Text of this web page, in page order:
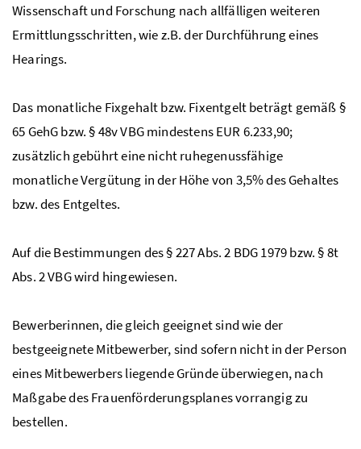
Wissenschaft und Forschung nach allfälligen weiteren
Ermittlungsschritten, wiez.B.der Durchführung eines
Hearings.
Das monatliche Fixgehaltbzw. Fixentgelt beträgt gemäß§
65 GehGbzw.§48vVBGmindestensEUR 6.233,90;
zusätzlich gebührt eine nicht ruhegenussfähige
monatliche Vergütung in der Höhe von 3,5%des Gehaltes
bzw. des Entgeltes.
Auf die Bestimmungen des§227Abs. 2 BDG1979bzw.§8t
Abs. 2VBGwird hingewiesen.
Bewerberinnen, die gleich geeignet sind wie der
bestgeeignete Mitbewerber, sind sofern nicht in der Person
eines Mitbewerbers liegende Gründe überwiegen, nach
Maßgabe des Frauenförderungsplanes vorrangig zu
bestellen.